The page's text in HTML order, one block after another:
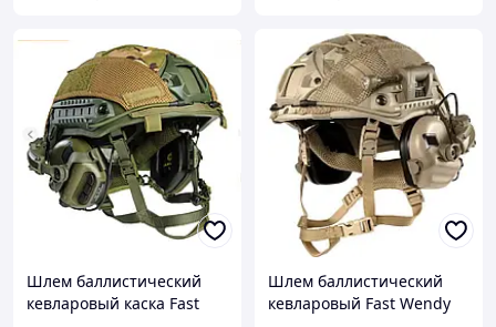
Шлем баллистический
кевларовый каска Fast
Шлем баллистический
кевларовый Fast Wendy